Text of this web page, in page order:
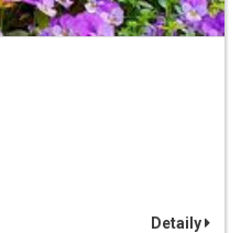
Detaily